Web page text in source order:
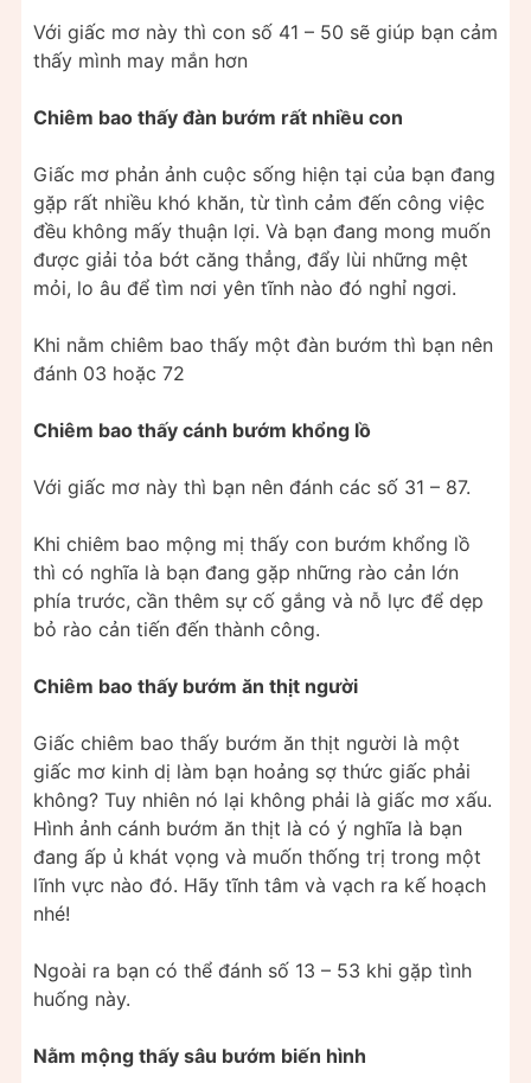
Với giấc mơ này thì con số 41 – 50 sẽ giúp bạn cảm
thấy mình may mắn hơn
Chiêm bao thấy đàn bướm rất nhiều con
Giấc mơ phản ảnh cuộc sống hiện tại của bạn đang
gặp rất nhiều khó khăn, từ tình cảm đến công việc
đều không mấy thuận lợi. Và bạn đang mong muốn
được giải tỏa bớt căng thẳng, đẩy lùi những mệt
mỏi, lo âu để tìm nơi yên tĩnh nào đó nghỉ ngơi.
Khi nằm chiêm bao thấy một đàn bướm thì bạn nên
đánh 03 hoặc 72
Chiêm bao thấy cánh bướm khổng lồ
Với giấc mơ này thì bạn nên đánh các số 31 – 87.
Khi chiêm bao mộng mị thấy con bướm khổng lồ
thì có nghĩa là bạn đang gặp những rào cản lớn
phía trước, cần thêm sự cố gắng và nỗ lực để dẹp
bỏ rào cản tiến đến thành công.
Chiêm bao thấy bướm ăn thịt người
Giấc chiêm bao thấy bướm ăn thịt người là một
giấc mơ kinh dị làm bạn hoảng sợ thức giấc phải
không? Tuy nhiên nó lại không phải là giấc mơ xấu.
Hình ảnh cánh bướm ăn thịt là có ý nghĩa là bạn
đang ấp ủ khát vọng và muốn thống trị trong một
lĩnh vực nào đó. Hãy tĩnh tâm và vạch ra kế hoạch
nhé!
Ngoài ra bạn có thể đánh số 13 – 53 khi gặp tình
huống này.
Nằm mộng thấy sâu bướm biến hình